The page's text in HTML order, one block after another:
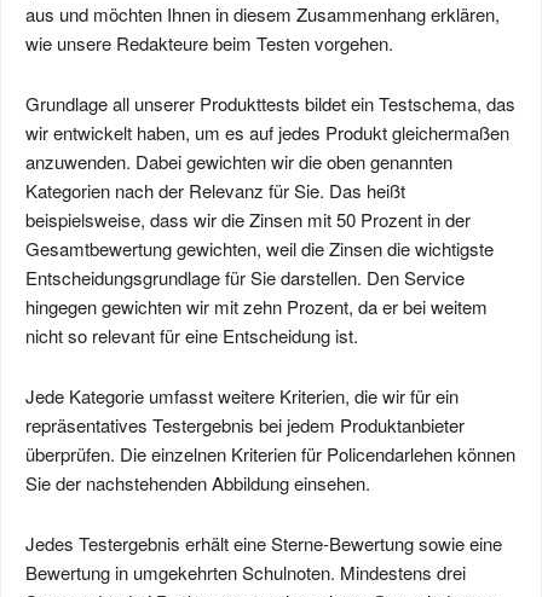
aus und möchten Ihnen in diesem Zusammenhang erklären,
wie unsere Redakteure beim Testen vorgehen.
Grundlage all unserer Produkttests bildet ein Testschema, das
wir entwickelt haben, um es auf jedes Produkt gleichermaßen
anzuwenden. Dabei gewichten wir die oben genannten
Kategorien nach der Relevanz für Sie. Das heißt
beispielsweise, dass wir die Zinsen mit 50 Prozent in der
Gesamtbewertung gewichten, weil die Zinsen die wichtigste
Entscheidungsgrundlage für Sie darstellen. Den Service
hingegen gewichten wir mit zehn Prozent, da er bei weitem
nicht so relevant für eine Entscheidung ist.
Jede Kategorie umfasst weitere Kriterien, die wir für ein
repräsentatives Testergebnis bei jedem Produktanbieter
überprüfen. Die einzelnen Kriterien für Policendarlehen können
Sie der nachstehenden Abbildung einsehen.
Jedes Testergebnis erhält eine Sterne-Bewertung sowie eine
Bewertung in umgekehrten Schulnoten. Mindestens drei